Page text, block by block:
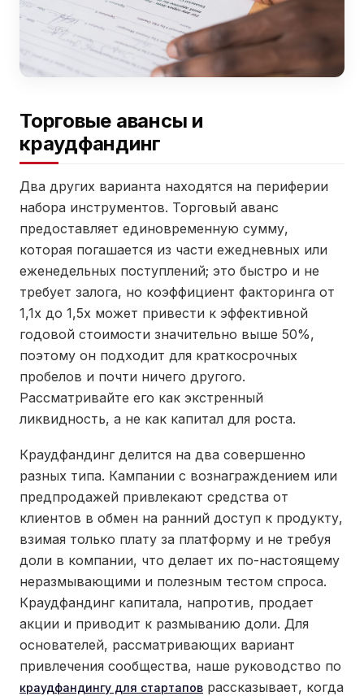
Торговые авансы и
краудфандинг
Два других варианта находятся на периферии
набора инструментов. Торговый аванс
предоставляет единовременную сумму,
которая погашается из части ежедневных или
еженедельных поступлений; это быстро и не
требует залога, но коэффициент факторинга от
1,1x до 1,5x может привести к эффективной
годовой стоимости значительно выше 50%,
поэтому он подходит для краткосрочных
пробелов и почти ничего другого.
Рассматривайте его как экстренный
ликвидность, а не как капитал для роста.
Краудфандинг делится на два совершенно
разных типа. Кампании с вознаграждением или
предпродажей привлекают средства от
клиентов в обмен на ранний доступ к продукту,
взимая только плату за платформу и не требуя
доли в компании, что делает их по-настоящему
неразмывающими и полезным тестом спроса.
Краудфандинг капитала, напротив, продает
акции и приводит к размыванию доли. Для
основателей, рассматривающих вариант
привлечения сообщества, наше руководство по
краудфандингу для стартапов рассказывает, когда